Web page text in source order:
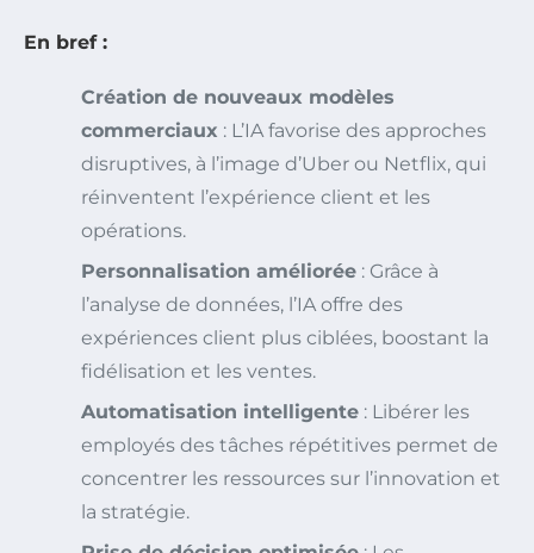
En bref :
Création de nouveaux modèles
commerciaux : L’IA favorise des approches
disruptives, à l’image d’Uber ou Netflix, qui
réinventent l’expérience client et les
opérations.
Personnalisation améliorée : Grâce à
l’analyse de données, l’IA offre des
expériences client plus ciblées, boostant la
fidélisation et les ventes.
Automatisation intelligente : Libérer les
employés des tâches répétitives permet de
concentrer les ressources sur l’innovation et
la stratégie.